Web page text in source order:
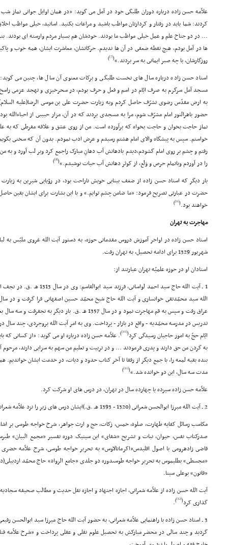
علاّمه حسن زاده درباره دوران طلبگى خود در آمل مى گوید: «در همان اوایل جوانى نماز
کردند: شما باید در رفتار و کردارتان مواظب باشید و مراعات بکنید. اساتید، خیلى مواظب
... در دو جناح علم و عمل خیلى مواظب ما بودند. خودشان هم بسیار مردم وارسته اى بودند.
ها در آمل بودم، هیچ نقطه ضعفى در آن ها ندیدم. حرکاتشان، معاشرت ایشان، همه خوب و
روزگارشان، با چه صبر ایمانى به سر بردند.»(
[7]
)
استاد حسن زاده درباره سال هاى نخست طلبگى و برکات معنوى آن سال ها، چنین مى
مسجد آمل سرگرم به صرف ایّام در اسم و فعل و حرف بودم، در سحرخیزى و تهجد عزمى راسخ
به ارض مقدّس رضوى تشرّف حاصل کردم وبه زیارت حضرت على بن موسى الرضا(علیه
حضور باهرالنور امام مشرّف شوم، مرا به مسجدى بردند که در آن، مزار حبیبى از احباءالله
نماز حاجت بخوان و حاجت بخواه که برآورده است. من از روى عشق و علاقه مفرطى که به
خواستم. سپس به پیشگاه والاى امام هشتم رسیدم و عرض ادب نمودم. بدون آن که سخنى بگویم،
رفتم و چشم بر روى امام گشودم،دیدم بادهانش آب دهانِ مبارک راجمع کرد وبر لب آورد و به
را در آوردم وباتمام حرص و وَلَع، از کوثر دهانش آب حیات نوشیدم.»(
[8]
)
بار دیگر که استاد حسن زاده از ضغف بینایى خویش ناراحت بود، در رؤیایى شیرین به
حضرت در عبارتى تصریح فرمود: «ما ضامن چشم توایم.» و با این بشارت براى ایشان یقین
خواهند بود.(
[9]
)
مهاجرت به تهران
شهریور 1329 براى ادامه تحصیل، به تهران رفت.
استادان او در حوزه علمیّه تهران عبارتند از:
1 ـ آیت الله حاج سید احمد
عراق رفت و سپس به قم مهاجرت نمود و در سال 1357 هـ .ق. بار
تدریس در مدرسه محمّدیه - واقع در بازار - پرداخت. وى به امر آیت الله بروجردى، چند سال
ایّام حجّ به امور حاجیان رسیدگى کرد(
[10]
). علاّمه حسن زاده درباره او مى گوید: «از کسانى که
به گردن من حق دارند و پدرى فرمودند ... و در تربیت و تعلیم من سهم به سزایى دارند، مرحوم
بنده بقیه لمعه را، با جمع دیگر از رفقا تا آخر کتاب حدود و دیات، در خدمت ایشان
مدت سه سال، این دو خوانده شد.»(
[11]
)
علاّمه حسن زاده سیزده یا چهارده سال در تهران، در درس هاى او شرکت کرد.
2 ـ آیت الله میرزا ابوالحسن شعرانى (1320 - 1393 هـ .ق.)ایشان درس هاى زیر را نزد علاّمه شعرانى فرا گرفت:
مکاسب رسائل کفایه طهارت، صلوة، خمس، زکات، حج و ارث جواهر، شرح خواجه طوسى بر
صدرکتاب نفس، حیوان، نبات و تشریح «شفاى» ابن سینیک دوره تفسیر «مجمع البیان»
قاضى زادهرومى با اصول اقلیدس«اکرمانالاوس» به تحریر خواجه طوسى، شرح علاّمه خضرى
«مجسطى» بطلیموس به تحریر خواجه طوسىدوره دو جلدى «جامع الرواة» حاج محمّد
«قانون» بوعلى سینا.
آیت الله حسن زاده از علاّمه شعرانى، اجازه اجتهاد و اجازه نقل حدیث و مطالب صحیفه
گذارى کرد(
[12]
)
.
3 ـ استاد حسن زاده با راهنمایى علاّمه شعرانى، به حضور آیت الله حاج میرزا سید ابوالحسن رفیعى قزوینى
گردید و چند سالى در محضر مبارکش به تحصیل علوم نقلى و عقلى پرداخت و «شرح علاّمه